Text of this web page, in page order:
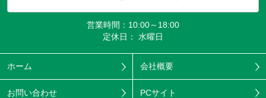
営業時間：10:00～18:00
定休日： 水曜日
ホーム 会社概要
お問い合わせ PCサイト